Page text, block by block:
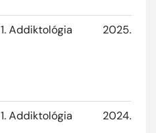
1. Addiktológia 2025. Eük
1. Addiktológia 2024. Eük